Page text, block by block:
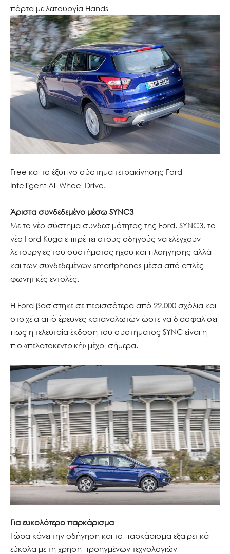
πόρτα με λειτουργία Hands
Free και το έξυπνο σύστημα τετρακίνησης Ford
Intelligent All Wheel Drive.
Άριστα συνδεδεμένο μέσω SYNC3
Με το νέο σύστημα συνδεσιμότητας της Ford, SYNC3, το
νέο Ford Kuga επιτρέπει στους οδηγούς να ελέγχουν
λειτουργίες του συστήματος ήχου και πλοήγησης αλλά
και των συνδεδεμένων smartphones μέσα από απλές
φωνητικές εντολές.
Η Ford βασίστηκε σε περισσότερα από 22.000 σχόλια και
στοιχεία από έρευνες καταναλωτών ώστε να διασφαλίσει
πως η τελευταία έκδοση του συστήματος SYNC είναι η
πιο «πελατοκεντρική» μέχρι σήμερα.
Για ευκολότερο παρκάρισμα
Τώρα κάνει την οδήγηση και το παρκάρισμα εξαιρετικά
εύκολα με τη χρήση προηγμένων τεχνολογιών